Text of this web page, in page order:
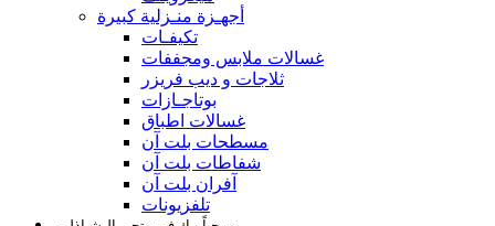
أجهـزة منـزلية كبيرة
تكيفـات
غسالات ملابس ومجففات
ثلاجات و ديب فريزر
بوتاجـازات
غسالات اطباق
مسطحات بلت آن
شفاطات بلت آن
آفران بلت آن
تلفزيونات